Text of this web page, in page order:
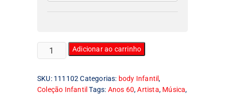
Body
Infantil
Simon
quantidade
Adicionar ao carrinho
SKU: 111102 Categorias: body Infantil,
Coleção Infantil Tags: Anos 60,Artista, Música,